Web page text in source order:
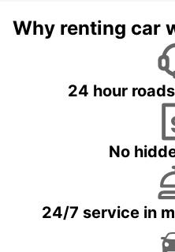
Why renting car
24 hour
No
24/7 service in